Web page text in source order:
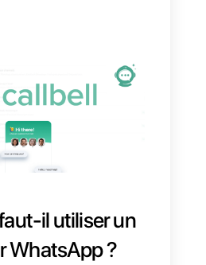
connectés » et
« Connecter un
».
les avantages
de